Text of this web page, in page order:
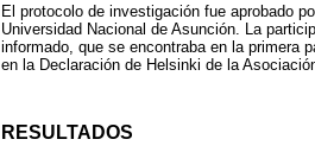
El protocolo de investigación fue aprobado
Universidad Nacional de Asunción. La
informado, que se encontraba en la primera
en la Declaración de Helsinki de la
RESULTADOS